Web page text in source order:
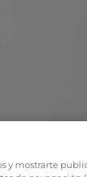
y mostrarte